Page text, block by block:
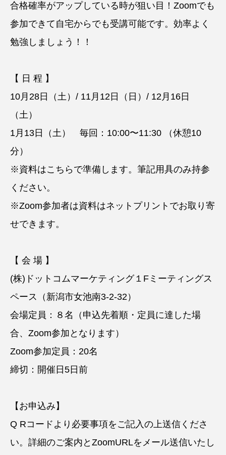
合格確率がアップしている時が狙い目！Zoomでも
参加できて自宅からでも受講可能です。効率よく
勉強しましょう！！
【 日 程 】
10月28日（土）/ 11月12日（日）/ 12月16日
（土）
1月13日（土） 毎回：10:00〜11:30 （休憩10
分）
※資料はこちらで準備します。筆記用具のみ持参
ください。
※Zoom参加者は資料はネットプリントでお取り寄
せできます。
【 会 場 】
(株)ドットコムマーケティング１Fミーティングス
ペース（新潟市女池南3-2-32）
会場定員：８名（申込先着順・定員に達した場
合、Zoom参加となります）
Zoom参加定員：20名
締切：開催日5日前
【お申込み】
Q Rコードより必要事項をご記入の上送信くださ
い。詳細のご案内とZoomURLをメール送信いたし